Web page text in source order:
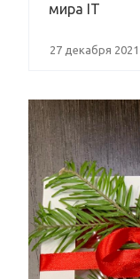
мира IT
27 декабря 2021